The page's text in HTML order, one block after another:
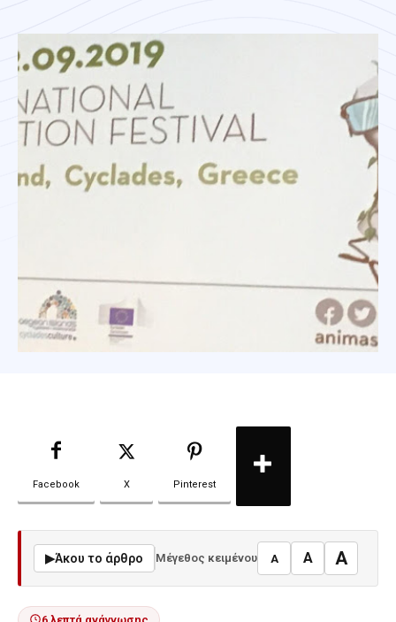
Facebook X Pinterest
▶Άκου το άρθρο Μέγεθος κειμένου A A A